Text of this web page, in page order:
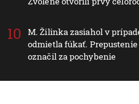
M. Žilinka zasiahol v
odmietla fúkať.
označil za pochybenie